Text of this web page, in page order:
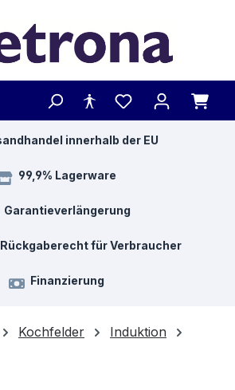
innerhalb der EU
99,9% Lagerware
Garantieverlängerung
Rückgaberecht für Verbraucher
Finanzierung
Kochfelder
Induktion